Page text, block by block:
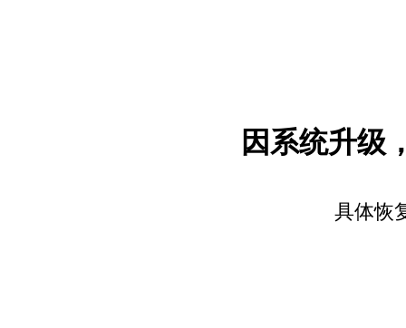
因系统升级
具体恢